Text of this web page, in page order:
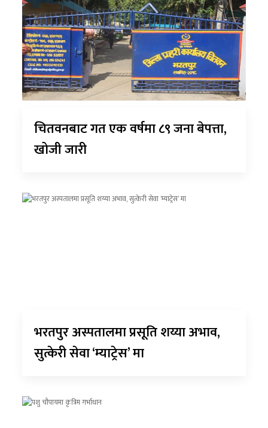
चितवनबाट गत एक वर्षमा ८९ जना बेपत्ता,
खोजी जारी
भरतपुर अस्पतालमा प्रसूति शय्या अभाव,
सुत्केरी सेवा ‘म्याट्रेस’ मा